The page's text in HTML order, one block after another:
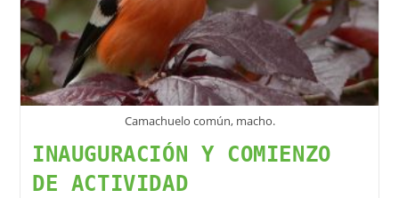
Camachuelo común, macho.
INAUGURACIÓN Y COMIENZO
DE ACTIVIDAD